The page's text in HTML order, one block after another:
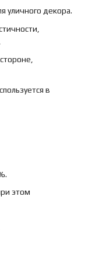
уличного декора.
в
этом